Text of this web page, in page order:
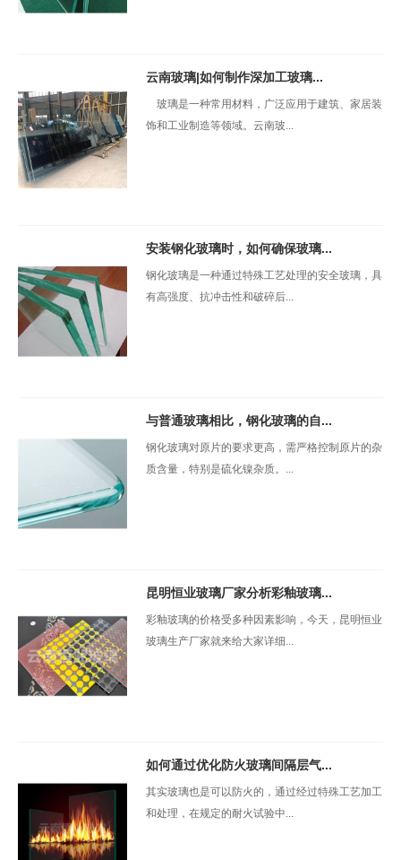
云南玻璃|如何制作深加工玻璃...
玻璃是一种常用材料，广泛应用于建筑、家居装
饰和工业制造等领域。云南玻...
安装钢化玻璃时，如何确保玻璃...
钢化玻璃是一种通过特殊工艺处理的安全玻璃，具
有高强度、抗冲击性和破碎后...
与普通玻璃相比，钢化玻璃的自...
钢化玻璃对原片的要求更高，需严格控制原片的杂
质含量，特别是硫化镍杂质。...
昆明恒业玻璃厂家分析彩釉玻璃...
彩釉玻璃的价格受多种因素影响，今天，昆明恒业
玻璃生产厂家就来给大家详细...
如何通过优化防火玻璃间隔层气...
其实玻璃也是可以防火的，通过经过特殊工艺加工
和处理，在规定的耐火试验中...